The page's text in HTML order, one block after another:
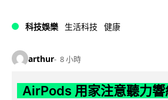
科技娛樂 生活科技 健康
arthur 8 小時
AirPods 用家注意聽力響